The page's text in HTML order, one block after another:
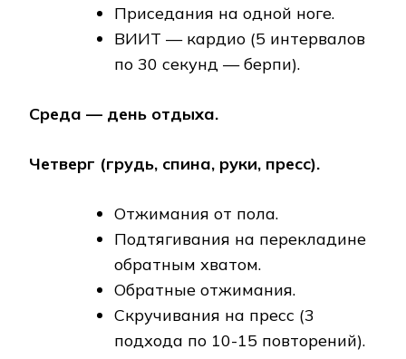
Приседания на одной ноге.
ВИИТ — кардио (5 интервалов
по 30 секунд — берпи).
Среда — день отдыха.
Четверг (грудь, спина, руки, пресс).
Отжимания от пола.
Подтягивания на перекладине
обратным хватом.
Обратные отжимания.
Скручивания на пресс (3
подхода по 10-15 повторений).